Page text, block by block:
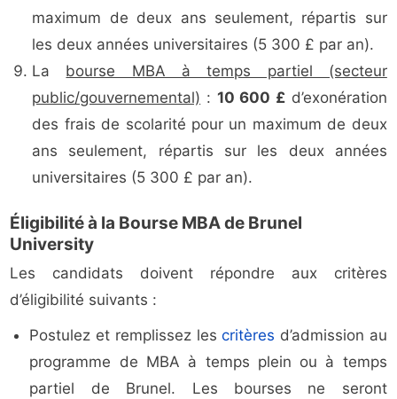
maximum de deux ans seulement, répartis sur
les deux années universitaires (5 300 £ par an).
La bourse MBA à temps partiel (secteur
public/gouvernemental) : 10 600 £ d’exonération
des frais de scolarité pour un maximum de deux
ans seulement, répartis sur les deux années
universitaires (5 300 £ par an).
Éligibilité à la Bourse MBA de Brunel
University
Les candidats doivent répondre aux critères
d’éligibilité suivants :
Postulez et remplissez lescritères d’admission au
programme de MBA à temps plein ou à temps
partiel de Brunel. Les bourses ne seront